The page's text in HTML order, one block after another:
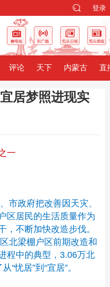
登录
评论 天下 内蒙古 直
居梦照进现实
一
市政府把改善因天灾、
区居民的生活质量作为
，不断加快改造步伐。
北梁棚户区前期改造和
程中的典型，3.06万北
“忧居”到“宜居”。